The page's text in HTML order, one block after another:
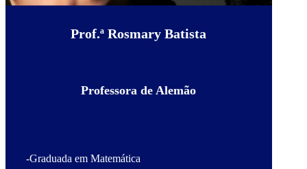
Prof.ª Rosmary Batista
Professora de Alemão
-Graduada em Matemática